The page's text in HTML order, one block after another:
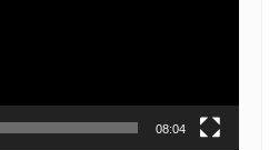
08:04